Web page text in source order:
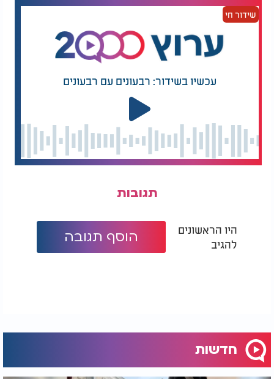
ומבקשים מהלקוחות להיות עירניים.״
חברת החשמל דיווחה על הניסיון להונאה לכל הגורמים
הרלוונטיים.
שידור חי
עכשיו בשידור: רבעונים עם רבעונים
תגובות
היו הראשונים
להגיב
הוסף תגובה
חדשות